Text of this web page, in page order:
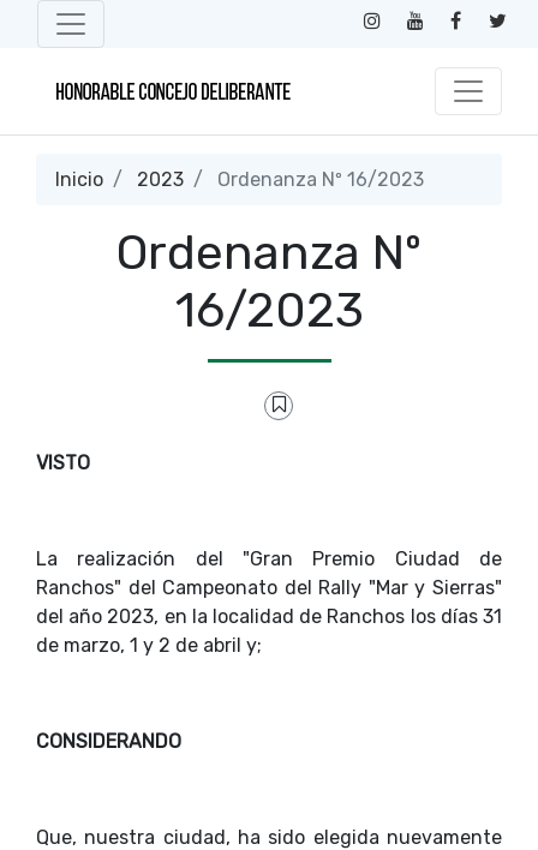
Inicio 2023 Ordenanza Nº 16/2023
Ordenanza Nº
16/2023
VISTO
La realización del "Gran Premio Ciudad de
Ranchos" del Campeonato del Rally "Mar y Sierras"
del año 2023, en la localidad de Ranchos los días 31
de marzo, 1 y 2 de abril y;
CONSIDERANDO
Que, nuestra ciudad, ha sido elegida nuevamente